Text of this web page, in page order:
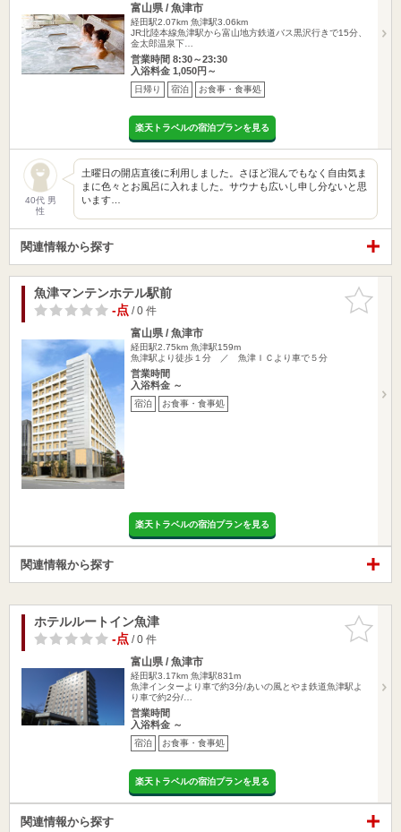
富山県 / 魚津市
経田駅2.07km 魚津駅3.06km
JR北陸本線魚津駅から富山地方鉄道バス黒沢行きで15分、
金太郎温泉下…
営業時間 8:30～23:30
入浴料金 1,050円～
日帰り 宿泊 お食事・食事処
楽天トラベルの宿泊プランを見る
40代 男
性
土曜日の開店直後に利用しました。さほど混んでもなく自由気ま
まに色々とお風呂に入れました。サウナも広いし申し分ないと思
います…
関連情報から探す
お気に入
りに追加
魚津マンテンホテル駅前
-点/ 0 件
富山県 / 魚津市
経田駅2.75km 魚津駅159m
魚津駅より徒歩１分 ／ 魚津ＩＣより車で５分
営業時間
入浴料金 ～
宿泊 お食事・食事処
楽天トラベルの宿泊プランを見る
関連情報から探す
お気に入
りに追加
ホテルルートイン魚津
-点/ 0 件
富山県 / 魚津市
経田駅3.17km 魚津駅831m
魚津インターより車で約3分/あいの風とやま鉄道魚津駅よ
り車で約2分/…
営業時間
入浴料金 ～
宿泊 お食事・食事処
楽天トラベルの宿泊プランを見る
関連情報から探す